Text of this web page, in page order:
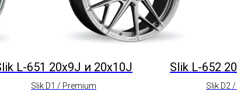
L-651 20x9J и 20x10J
Slik D1 / Premium
Slik L-652
Slik D2